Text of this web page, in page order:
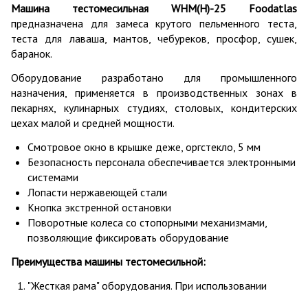
Машина тестомесильная WHM(H)-25 Foodatlas
предназначена для замеса крутого пельменного теста,
теста для лаваша, мантов, чебуреков, просфор, сушек,
баранок.
Оборудование разработано для промышленного
назначения, применяется в производственных зонах в
пекарнях, кулинарных студиях, столовых, кондитерских
цехах малой и средней мощности.
Смотровое окно в крышке деже, оргстекло, 5 мм
Безопасность персонала обеспечивается электронными
системами
Лопасти нержавеющей стали
Кнопка экстренной остановки
Поворотные колеса со стопорными механизмами,
позволяющие фиксировать оборудование
Преимущества машины тестомесильной:
"Жесткая рама" оборудования. При использовании